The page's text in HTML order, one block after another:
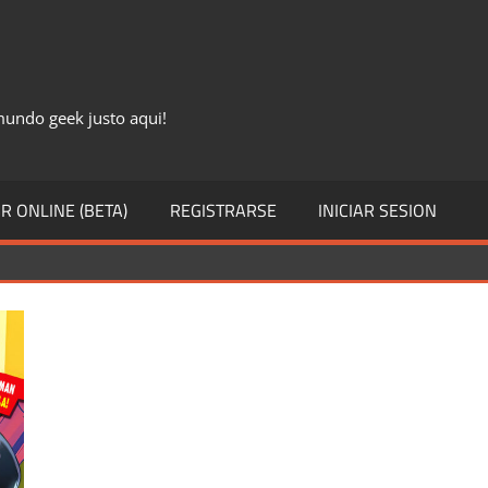
geek justo aqui!
ONLINE (BETA) REGISTRARSE INICIAR SESION